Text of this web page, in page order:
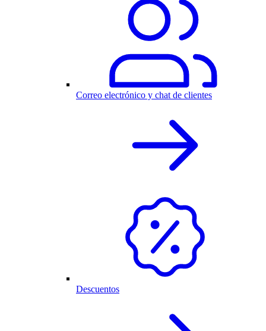
Correo electrónico y chat de clientes
Descuentos